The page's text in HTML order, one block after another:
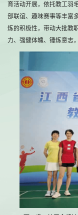
育活动开展，依托教工羽
部联谊、趣味赛事等丰富
炼的积极性，带动大批教
力、强健体魄、锤炼意志